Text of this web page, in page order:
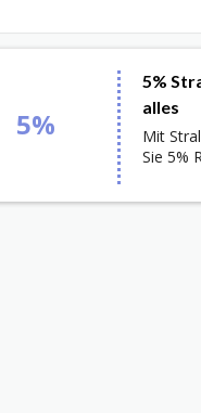
5%
5%
alles
Mit
Sie 5%